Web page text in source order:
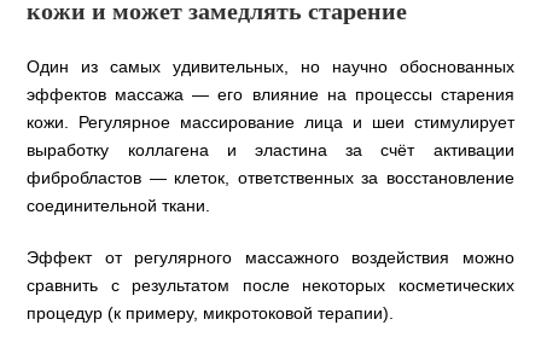
кожи и может замедлять старение
Один из самых удивительных, но научно обоснованных
эффектов массажа — его влияние на процессы старения
кожи. Регулярное массирование лица и шеи стимулирует
выработку коллагена и эластина за счёт активации
фибробластов — клеток, ответственных за восстановление
соединительной ткани.
Эффект от регулярного массажного воздействия можно
сравнить с результатом после некоторых косметических
процедур (к примеру, микротоковой терапии).